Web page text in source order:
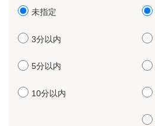
未指定
3分以内
5分以内
10分以内